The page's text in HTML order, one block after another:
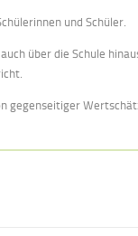
und Schüler.
über die Schule
gegenseitiger